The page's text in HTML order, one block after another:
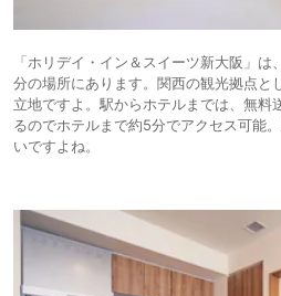
「ホリデイ・イン＆スイーツ新大阪」
分の場所にあります。関西の観光拠点と
立地ですよ。駅からホテルまでは、無料
るのでホテルまで約5分でアクセス可能
いですよね。